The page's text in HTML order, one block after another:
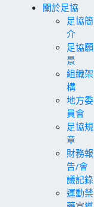
關於足協
足協簡
介
足協願
景
組織架
構
地方委
員會
足協規
章
財務報
告/會
議記錄
運動禁